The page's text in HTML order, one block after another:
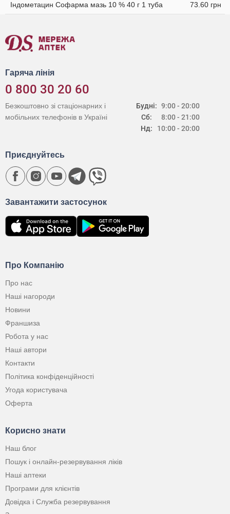
Індометацин Софарма мазь 10 % 40 г 1 туба 73.60 грн
Гаряча лінія
0 800 30 20 60
Будні:
Сб:
Нд:
9:00 - 20:00
8:00 - 21:00
10:00 - 20:00
Безкоштовно зі стаціонарних і
мобільних телефонів в Україні
Про Компанію
Про нас
Наші нагороди
Новини
Франшиза
Робота у нас
Наші автори
Контакти
Політика конфіденційності
Угода користувача
Оферта
Корисно знати
Наш блог
Пошук і онлайн-резервування ліків
Наші аптеки
Програми для клієнтів
Довідка і Служба резервування
Завантажити застосунок
Приєднуйтесь